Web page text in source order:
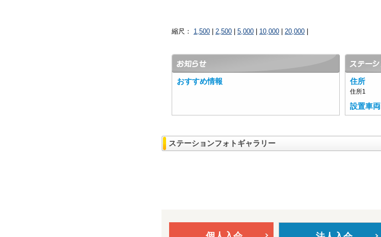
縮尺： 1,500 2,500 5,000 10,000 20,000
おすすめ情報 住所
住所1
設置車両
ステーションフォトギャラリー